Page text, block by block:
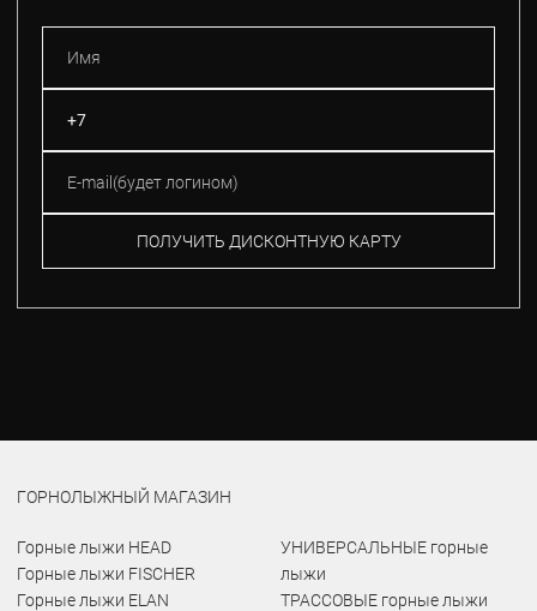
ПОЛУЧИТЬ ДИСКОНТНУЮ КАРТУ
ГОРНОЛЫЖНЫЙ МАГАЗИН
Горные лыжи HEAD
Горные лыжи FISCHER
Горные лыжи ELAN
УНИВЕРСАЛЬНЫЕ горные
лыжи
ТРАССОВЫЕ горные лыжи